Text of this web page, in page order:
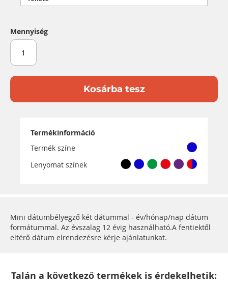
Mennyiség
Kosárba tesz
Termékinformáció
Termék színe
Lenyomat színek
Mini dátumbélyegző két dátummal - év/hónap/nap dátum
formátummal. Az évszalag 12 évig használható.A fentiektől
eltérő dátum elrendezésre kérje ajánlatunkat.
Talán a következő termékek is érdekelhetik: